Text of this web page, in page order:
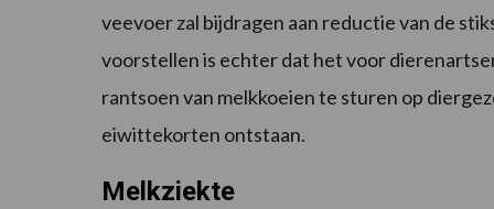
veevoer zal bijdragen aan reductie van de
voorstellen is echter dat het voor
rantsoen van melkkoeien te sturen op
eiwittekorten ontstaan.
Melkziekte